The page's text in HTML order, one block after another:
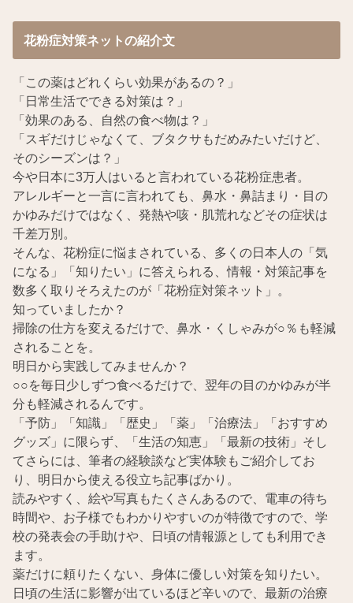
花粉症対策ネットの紹介文
「この薬はどれくらい効果があるの？」
「日常生活でできる対策は？」
「効果のある、自然の食べ物は？」
「スギだけじゃなくて、ブタクサもだめみたいだけど、
そのシーズンは？」
今や日本に3万人はいると言われている花粉症患者。
アレルギーと一言に言われても、鼻水・鼻詰まり・目の
かゆみだけではなく、発熱や咳・肌荒れなどその症状は
千差万別。
そんな、花粉症に悩まされている、多くの日本人の「気
になる」「知りたい」に答えられる、情報・対策記事を
数多く取りそろえたのが「花粉症対策ネット」。
知っていましたか？
掃除の仕方を変えるだけで、鼻水・くしゃみが○％も軽減
されることを。
明日から実践してみませんか？
○○を毎日少しずつ食べるだけで、翌年の目のかゆみが半
分も軽減されるんです。
「予防」「知識」「歴史」「薬」「治療法」「おすすめ
グッズ」に限らず、「生活の知恵」「最新の技術」そし
てさらには、筆者の経験談など実体験もご紹介してお
り、明日から使える役立ち記事ばかり。
読みやすく、絵や写真もたくさんあるので、電車の待ち
時間や、お子様でもわかりやすいのが特徴ですので、学
校の発表会の手助けや、日頃の情報源としても利用でき
ます。
薬だけに頼りたくない、身体に優しい対策を知りたい。
日頃の生活に影響が出ているほど辛いので、最新の治療